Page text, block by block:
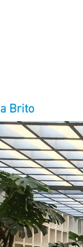
Brito